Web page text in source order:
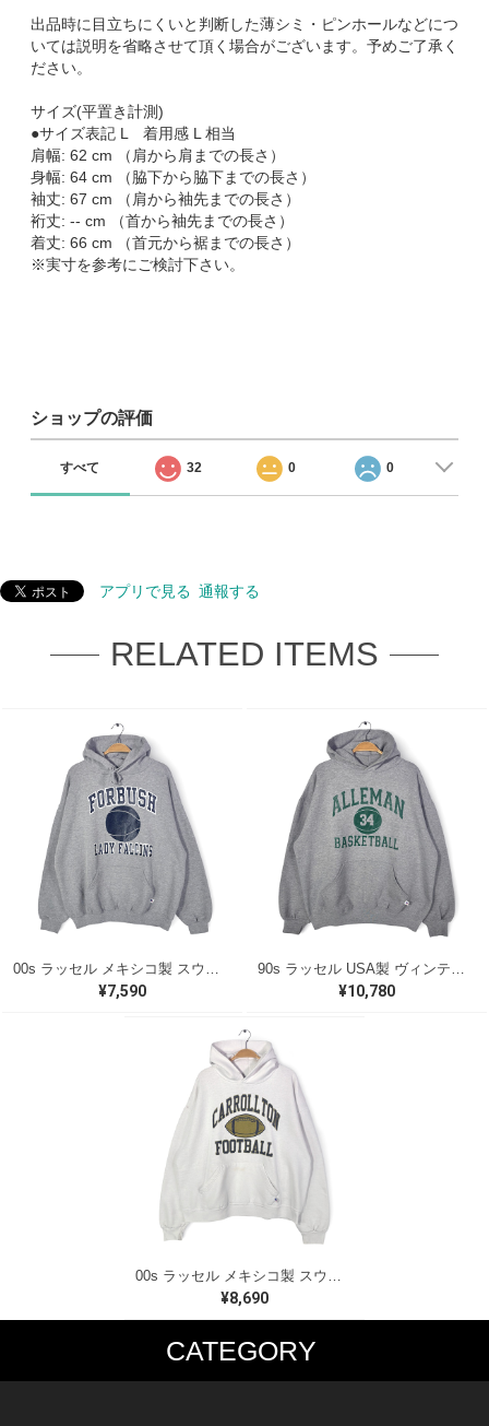
出品時に目立ちにくいと判断した薄シミ・ピンホールなどにつ
いては説明を省略させて頂く場合がございます。予めご了承く
ださい。
サイズ(平置き計測)
●サイズ表記 L 着用感 L 相当
肩幅: 62 cm （肩から肩までの長さ）
身幅: 64 cm （脇下から脇下までの長さ）
袖丈: 67 cm （肩から袖先までの長さ）
裄丈: -- cm （首から袖先までの長さ）
着丈: 66 cm （首元から裾までの長さ）
※実寸を参考にご検討下さい。
ショップの評価
すべて 32 0 0
アプリで見る 通報する
RELATED ITEMS
¥7,590 ¥10,780
00s ラッセル メキシコ製 スウェットパーカー カレッジ 3段プリント アーチロゴ ホワイト RUSSELL メンズXL 古着 CG0474
¥8,690
CATEGORY
MUSIC TEE T-SHIRTS